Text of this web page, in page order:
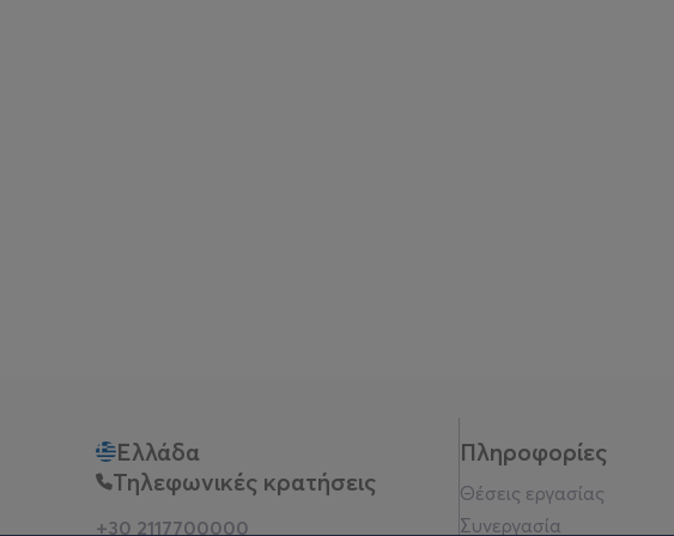
Ελλάδα
Τηλεφωνικές κρατήσεις
+30 2117700000
Πληροφορίες
Θέσεις εργασίας
Συνεργασία